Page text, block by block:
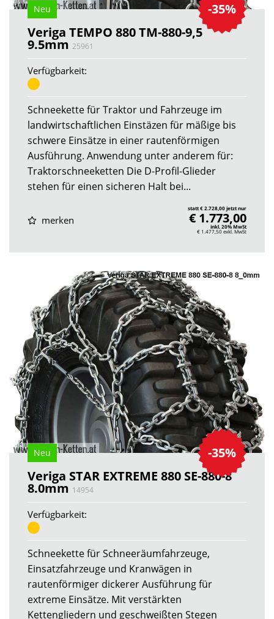
-35%
Neu
Veriga TEMPO 880 TM-880-9,5
9.5mm 25961
Verfügbarkeit:
Schneekette für Traktor und Fahrzeuge im
landwirtschaftlichen Einstäzen für mäßige bis
schwere Einsätze in einer rautenförmigen
Ausführung. Anwendung unter anderem für:
Traktorschneeketten Die D-Profil-Glieder
stehen für einen sicheren Halt bei...
merken
statt € 2.728,00 jetzt nur
€ 1.773,00
inkl. 20% MwSt
€ 1.477,50exkl. MwSt
-35%
Neu
Veriga STAR EXTREME 880 SE-880-8
8.0mm 14954
Verfügbarkeit:
Schneekette für Schneeräumfahrzeuge,
Einsatzfahrzeuge und Kranwägen in
rautenförmiger dickerer Ausführung für
extreme Einsätze. Mit verstärkten
Kettengliedern und geschweißten Stegen